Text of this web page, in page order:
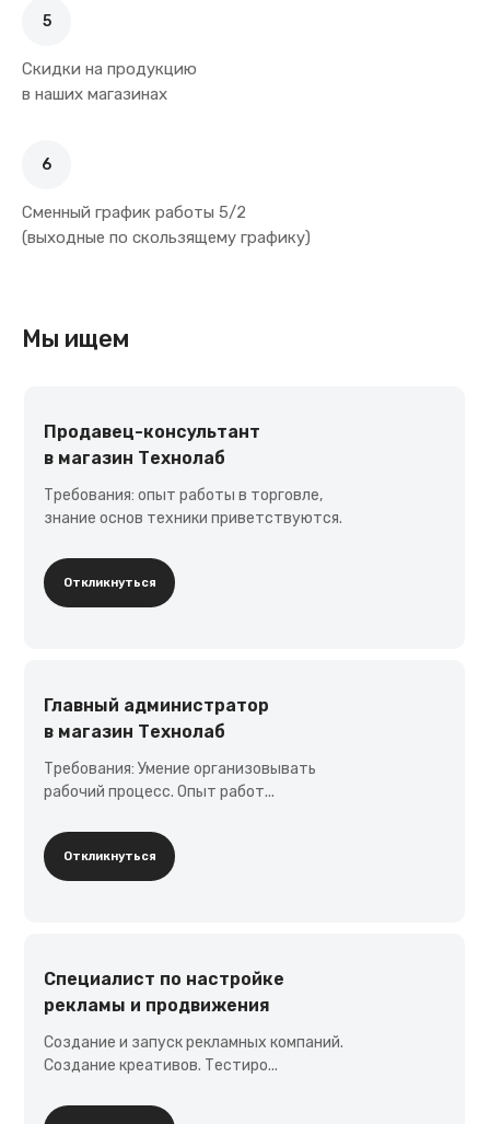
Сменный график работы 5/2
(выходные по скользящему графику)
Скидки на продукцию
в наших магазинах
6
5
Мы ищем
Требования: опыт работы в торговле,
знание основ техники приветствуются.
Откликнуться
Требования: Умение организовывать
рабочий процесс. Опыт работ...
Откликнуться
Создание и запуск рекламных компаний.
Создание креативов. Тестиро...
Продавец-консультант
в магазин Технолаб
Главный администратор
в магазин Технолаб
Специалист по настройке
рекламы и продвижения
По телефону:
malikpochinit@mail.ru
В нашем магазине:
г.Уфа, ул. Карла Маркса 25, 1 этаж
График работы: